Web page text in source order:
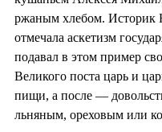
ржаным хлебом. Историк
отмечала аскетизм
подавал в этом пример
Великого поста царь и
пищи, а после —
льняным, ореховым или